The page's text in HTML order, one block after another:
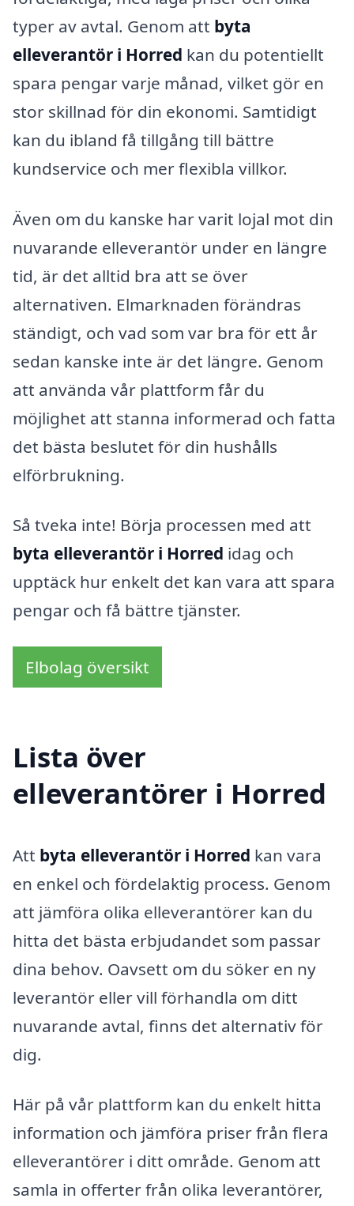
typer av avtal. Genom att byta
elleverantör i Horred kan du potentiellt
spara pengar varje månad, vilket gör en
stor skillnad för din ekonomi. Samtidigt
kan du ibland få tillgång till bättre
kundservice och mer flexibla villkor.
Även om du kanske har varit lojal mot din
nuvarande elleverantör under en längre
tid, är det alltid bra att se över
alternativen. Elmarknaden förändras
ständigt, och vad som var bra för ett år
sedan kanske inte är det längre. Genom
att använda vår plattform får du
möjlighet att stanna informerad och fatta
det bästa beslutet för din hushålls
elförbrukning.
Så tveka inte! Börja processen med att
byta elleverantör i Horred idag och
upptäck hur enkelt det kan vara att spara
pengar och få bättre tjänster.
Elbolag översikt
Lista över
elleverantörer i Horred
Att byta elleverantör i Horred kan vara
en enkel och fördelaktig process. Genom
att jämföra olika elleverantörer kan du
hitta det bästa erbjudandet som passar
dina behov. Oavsett om du söker en ny
leverantör eller vill förhandla om ditt
nuvarande avtal, finns det alternativ för
dig.
Här på vår plattform kan du enkelt hitta
information och jämföra priser från flera
elleverantörer i ditt område. Genom att
samla in offerter från olika leverantörer,